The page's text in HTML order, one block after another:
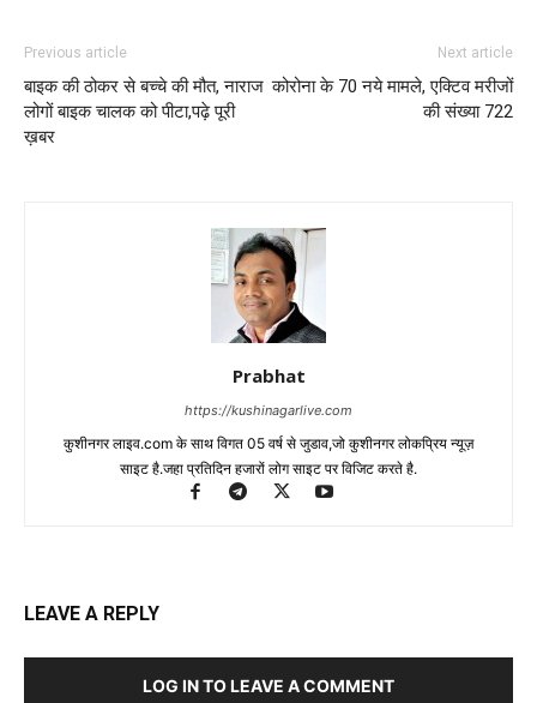
Previous article
बाइक की ठोकर से बच्चे की मौत, नाराज
लोगों बाइक चालक को पीटा,पढ़े पूरी
ख़बर
Next article
कोरोना के 70 नये मामले, एक्टिव मरीजों
की संख्या 722
Prabhat
https://kushinagarlive.com
कुशीनगर लाइव.com के साथ विगत 05 वर्ष से जुडाव,जो कुशीनगर लोकप्रिय न्यूज़
साइट है.जहा प्रतिदिन हजारों लोग साइट पर विजिट करते है.
LEAVE A REPLY
LOG IN TO LEAVE A COMMENT